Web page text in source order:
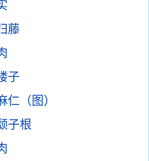
藤
子
仁（图）
子根